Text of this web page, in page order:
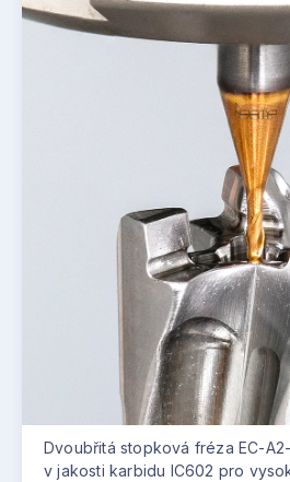
Dvoubřitá stopková fréza EC-
v jakosti karbidu IC602 pro